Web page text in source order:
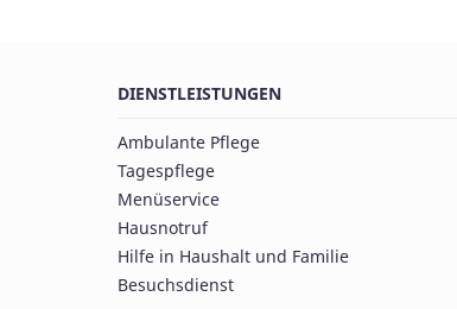
DIENSTLEISTUNGEN
Ambulante Pflege
Tagespflege
Menüservice
Hausnotruf
Hilfe in Haushalt und Familie
Besuchsdienst